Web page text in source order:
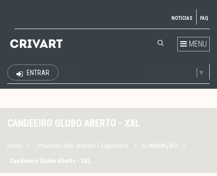
NOTICIAS FAQ
MENU
▼
ENTRAR
CANDEEIRO GLOBO ABERTO - XXL
Início / _Produtos Não Visíveis / Esgotados / ILUMINAÇÃO /
Candeeiro Globo Aberto - XXL